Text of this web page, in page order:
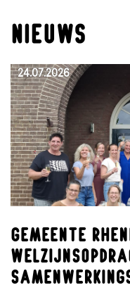
NIEUWS
24.07.2026
Gemeente